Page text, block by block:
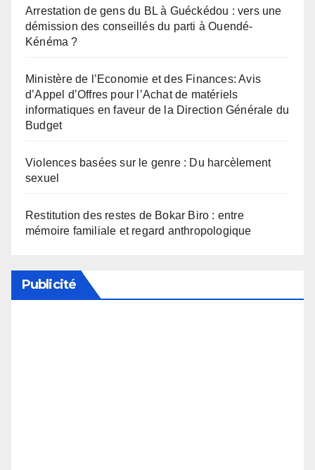
Arrestation de gens du BL à Guéckédou : vers une
démission des conseillés du parti à Ouendé-
Kénéma ?
Ministère de l’Economie et des Finances: Avis
d’Appel d’Offres pour l’Achat de matériels
informatiques en faveur de la Direction Générale du
Budget
Violences basées sur le genre : Du harcèlement
sexuel
Restitution des restes de Bokar Biro : entre
mémoire familiale et regard anthropologique
Publicité